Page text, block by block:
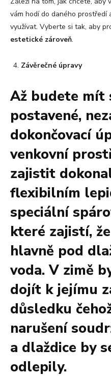
vám hodí do daného prostředí
využívat. Vyberte si tak, aby
estetické zároveň.
Závěrečné úpravy
Až budete mít
postavené,
dokončovací
venkovní
zajistit
flexibilním
speciální
které zajistí,
hlavně pod
voda. V zimě
dojít k jejímu
důsledku
narušení
a dlaždice by
odlepily.